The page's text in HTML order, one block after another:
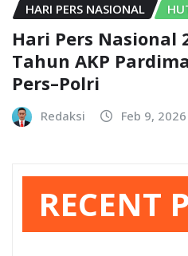
HARI PERS NASIONAL
Hari Pers Nasional
Tahun AKP
Pers–Polri
Redaksi Feb 9, 2026
RECENT